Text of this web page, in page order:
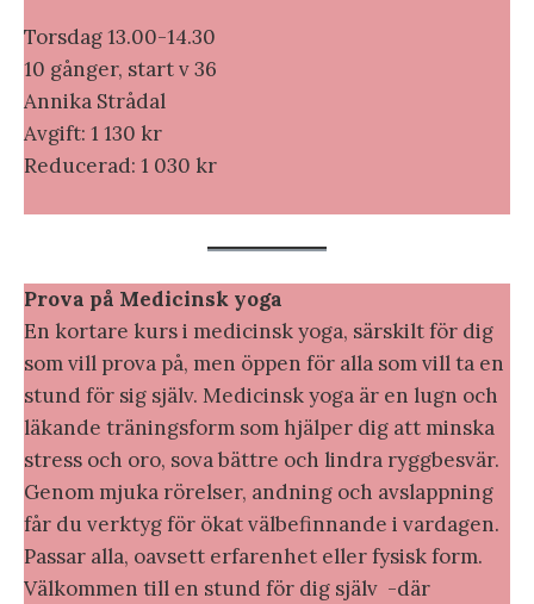
Torsdag 13.00-14.30
10 gånger, start v 36
Annika Strådal
Avgift: 1 130 kr
Reducerad: 1 030 kr
Prova på Medicinsk yoga
En kortare kurs i medicinsk yoga, särskilt för dig
som vill prova på, men öppen för alla som vill ta en
stund för sig själv. Medicinsk yoga är en lugn och
läkande träningsform som hjälper dig att minska
stress och oro, sova bättre och lindra ryggbesvär.
Genom mjuka rörelser, andning och avslappning
får du verktyg för ökat välbefinnande i vardagen.
Passar alla, oavsett erfarenhet eller fysisk form.
Välkommen till en stund för dig själv -där